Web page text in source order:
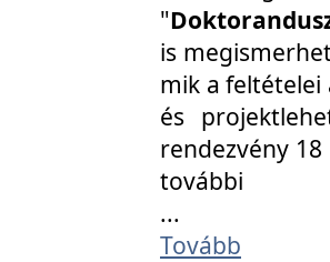
"
is
mik a feltételei
és
rendezvény
további
...
Tovább